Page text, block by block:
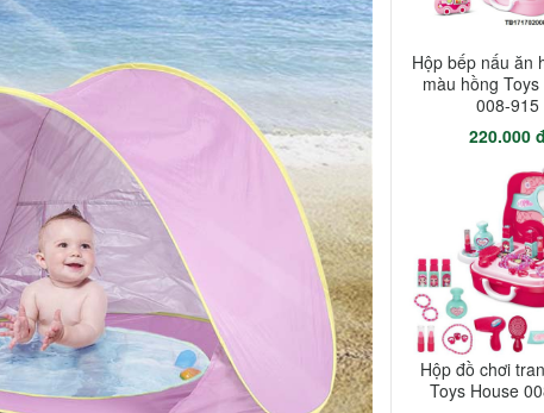
Hộp bếp nấu ăn
màu hồng
008-915
220.000
Hộp đồ chơi
Toys House